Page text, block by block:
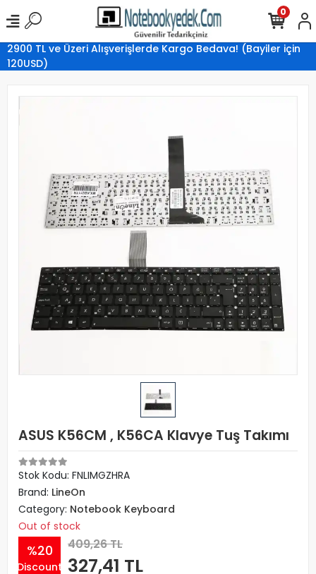
2900 TL ve Üzeri Alışverişlerde Kargo Bedava! (Bayiler için
120USD)
0
ASUS K56CM , K56CA Klavye Tuş Takımı
Stok Kodu: FNLIMGZHRA
Brand: LineOn
Category: Notebook Keyboard
Out of stock
%20
Discount
409,26 TL
327,41 TL